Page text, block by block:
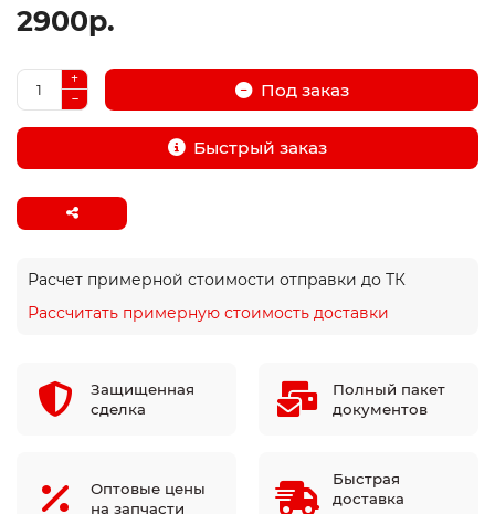
2900р.
Под заказ
Быстрый заказ
Расчет примерной стоимости отправки до ТК
Рассчитать примерную стоимость доставки
Защищенная
сделка
Полный пакет
документов
Оптовые цены
на запчасти
Быстрая
доставка